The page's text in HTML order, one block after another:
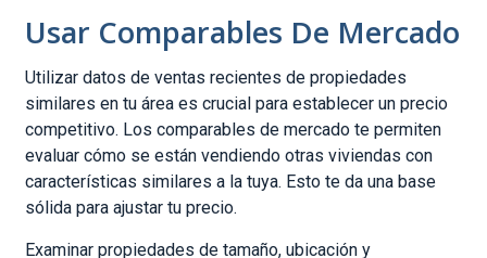
Usar Comparables De Mercado
Utilizar datos de ventas recientes de propiedades
similares en tu área es crucial para establecer un precio
competitivo. Los comparables de mercado te permiten
evaluar cómo se están vendiendo otras viviendas con
características similares a la tuya. Esto te da una base
sólida para ajustar tu precio.
Examinar propiedades de tamaño, ubicación y